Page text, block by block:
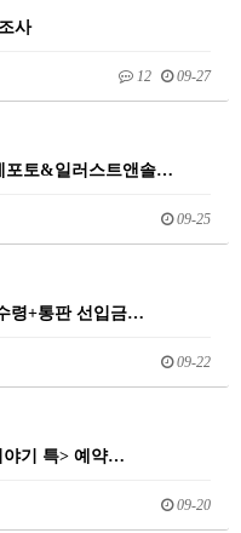
사
12 09-27
포토&일러스트앤솔…
09-25
령+통판 선입금…
09-22
야기 특> 예약…
09-20